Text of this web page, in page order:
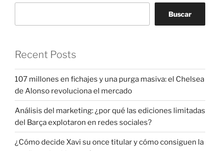
Buscar
Recent Posts
107 millones en fichajes y una purga masiva: el Chelsea
de Alonso revoluciona el mercado
Análisis del marketing: ¿por qué las ediciones limitadas
del Barça explotaron en redes sociales?
¿Cómo decide Xavi su once titular y cómo consiguen la